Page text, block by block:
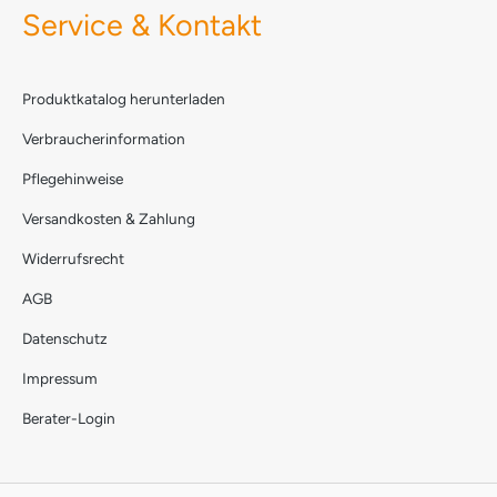
Service & Kontakt
Produktkatalog herunterladen
Verbraucherinformation
Pflegehinweise
Versandkosten & Zahlung
Widerrufsrecht
AGB
Datenschutz
Impressum
Berater-Login